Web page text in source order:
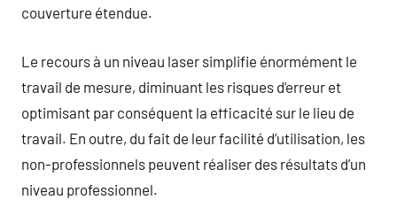
couverture étendue.
Le recours à un niveau laser simplifie énormément le
travail de mesure, diminuant les risques d’erreur et
optimisant par conséquent la efficacité sur le lieu de
travail. En outre, du fait de leur facilité d’utilisation, les
non-professionnels peuvent réaliser des résultats d’un
niveau professionnel.